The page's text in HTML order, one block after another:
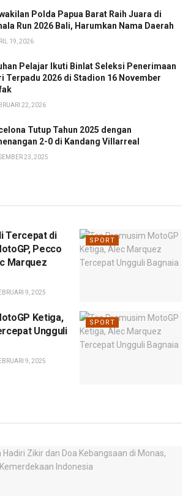
Polda Papua Barat Raih Juara di
Run 2026 Bali, Harumkan Nama Daerah
19, 2026
Pelajar Ikuti Binlat Seleksi Penerimaan
Terpadu 2026 di Stadion 16 November
22, 2026
Tutup Tahun 2025 dengan
2-0 di Kandang Villarreal
23, 2025
SPORT
Tercepat di
Pecco
Marquez
9, 2025
SPORT
Ketiga,
Ungguli
9, 2025